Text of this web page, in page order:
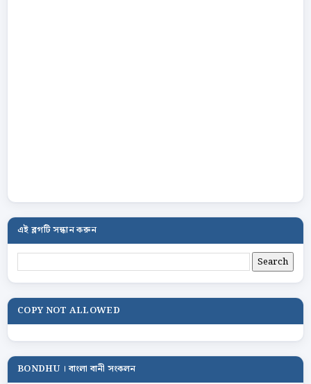
এই ব্লগটি সন্ধান করুন
COPY NOT ALLOWED
BONDHU । বাংলা বানী সংকলন